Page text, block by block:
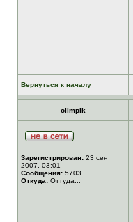
Вернуться к началу
olimpik
Зарегистрирован: 23 сен
2007, 03:01
Сообщения: 5703
Откуда: Оттуда...